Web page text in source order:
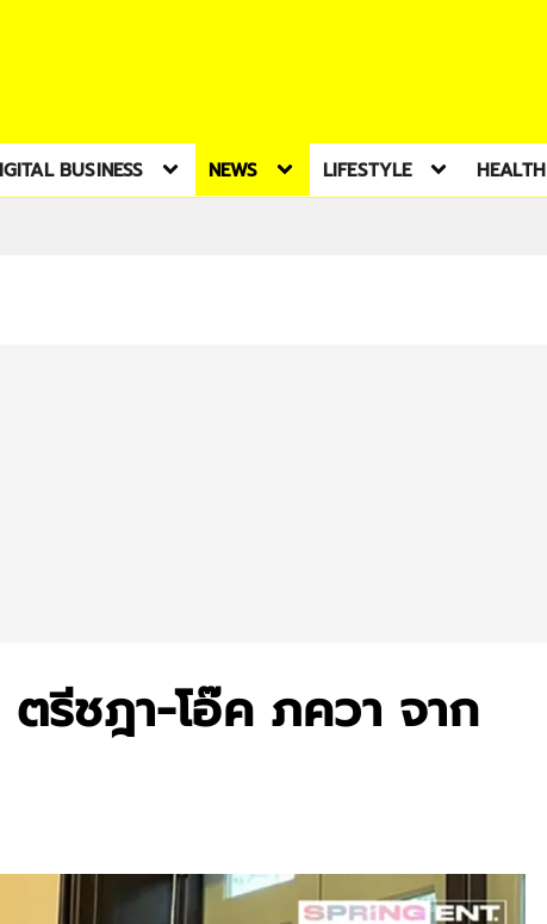
BUSINESS NEWS LIFESTYLE HEALTH
รีชฎา-โอ๊ค ภควา จาก